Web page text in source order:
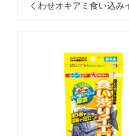
くわせオキアミ食い込み